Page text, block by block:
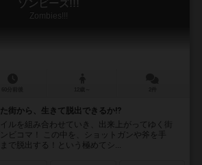
ゾンビーズ!!!
Zombies!!!
街から、生きて脱出できるか⁉︎
ルを組み合わせていき、出来上がってゆく街
ビコマ！ この中を、ショットガンや斧を手
で脱出する！という極めてシ...